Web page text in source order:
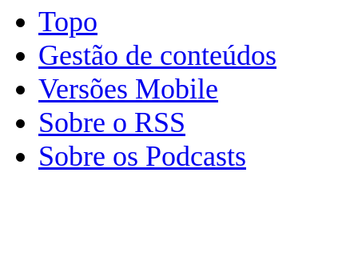
Topo
Gestão de conteúdos
Versões Mobile
Sobre o RSS
Sobre os Podcasts